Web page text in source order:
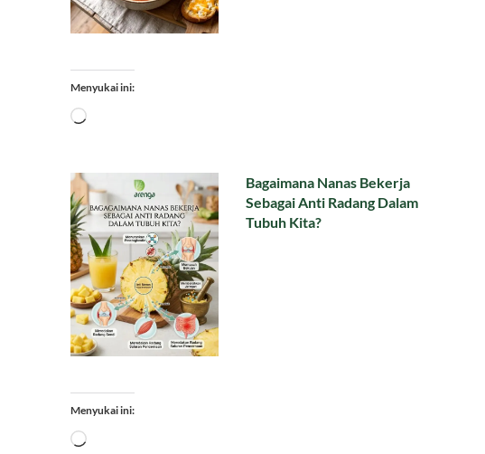
Menyukai ini:
Memuat...
Bagaimana Nanas Bekerja
Sebagai Anti Radang Dalam
Tubuh Kita?
Menyukai ini:
Memuat...